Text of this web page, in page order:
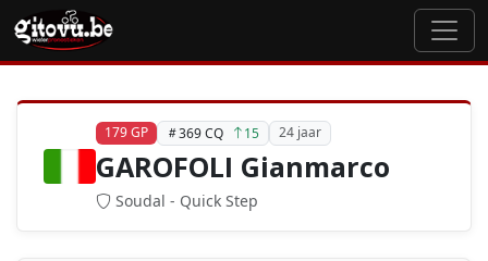
179 GP 369 CQ 15 24 jaar
GAROFOLI Gianmarco
Soudal - Quick Step